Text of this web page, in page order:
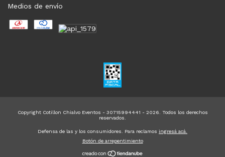
Medios de envío
Copyright Cotillon Chialvo Eventos - 30715994441 - 2026. Todos los derechos
reservados.
Defensa de las y los consumidores. Para reclamos ingresá acá.
Botón de arrepentimiento